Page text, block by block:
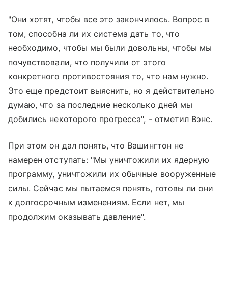
"Они хотят, чтобы все это закончилось. Вопрос в
том, способна ли их система дать то, что
необходимо, чтобы мы были довольны, чтобы мы
почувствовали, что получили от этого
конкретного противостояния то, что нам нужно.
Это еще предстоит выяснить, но я действительно
думаю, что за последние несколько дней мы
добились некоторого прогресса", - отметил Вэнс.
При этом он дал понять, что Вашингтон не
намерен отступать: "Мы уничтожили их ядерную
программу, уничтожили их обычные вооруженные
силы. Сейчас мы пытаемся понять, готовы ли они
к долгосрочным изменениям. Если нет, мы
продолжим оказывать давление".